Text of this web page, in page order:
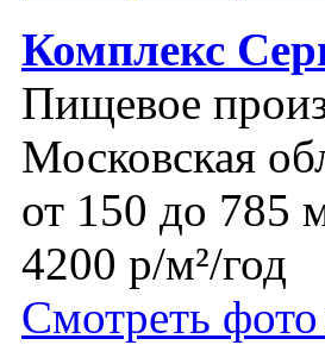
Комплекс
Пищевое
Московская
от 150 до 785
4200 р/м²/год
Смотреть